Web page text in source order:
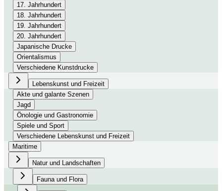
17. Jahrhundert
18. Jahrhundert
19. Jahrhundert
20. Jahrhundert
Japanische Drucke
Orientalismus
Verschiedene Kunstdrucke
Lebenskunst und Freizeit
Akte und galante Szenen
Jagd
Önologie und Gastronomie
Spiele und Sport
Verschiedene Lebenskunst und Freizeit
Maritime
Natur und Landschaften
Fauna und Flora